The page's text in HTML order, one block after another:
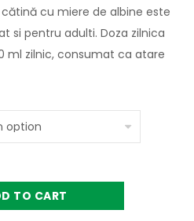
cu miere de albine este
si pentru adulti. Doza zilnica
ml zilnic, consumat ca atare
TO CART